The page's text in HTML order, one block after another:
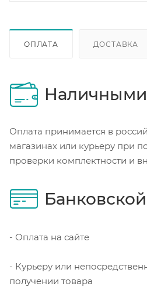
ОПЛАТА ДОСТАВКА
Наличными
Оплата принимается в
магазинах или курьеру при
проверки комплектности и
- Оплата на сайте
- Курьеру или
получении товара